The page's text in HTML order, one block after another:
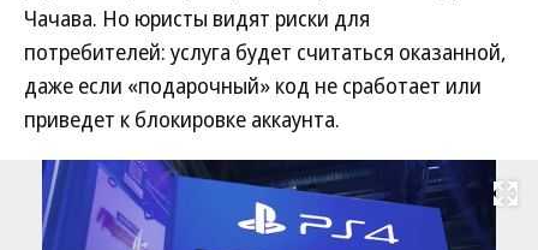
Чачава. Но юристы видят риски для
потребителей: услуга будет считаться оказанной,
даже если «подарочный» код не сработает или
приведет к блокировке аккаунта.
Развернуть